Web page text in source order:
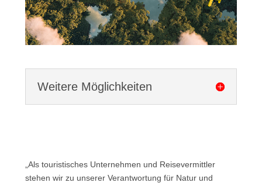
Weitere Möglichkeiten
„Als touristisches Unternehmen und Reisevermittler
stehen wir zu unserer Verantwortung für Natur und